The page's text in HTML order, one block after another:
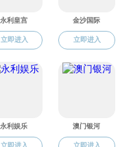
关于做好
【学生党